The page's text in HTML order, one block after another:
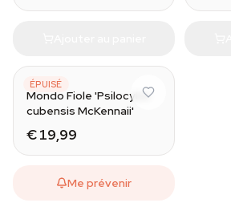
ÉPUISÉ
MONDO
Mondo Fiole 'Psilocybe
cubensis McKennaii'
€ 19,99
Me prévenir